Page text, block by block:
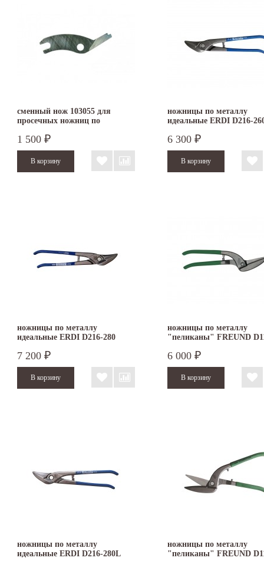
сменный нож 103055 для
просечных ножниц по
1 500 ₽
ножницы по металлу
идеальные ERDI D216-
6 300 ₽
ножницы по металлу
идеальные ERDI D216-280
7 200 ₽
ножницы по металлу
"пеликаны" FREUND
6 000 ₽
ножницы по металлу
идеальные ERDI D216-280L
ножницы по металлу
"пеликаны" FREUND